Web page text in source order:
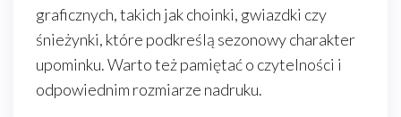
graficznych, takich jak choinki, gwiazdki czy
śnieżynki, które podkreślą sezonowy charakter
upominku. Warto też pamiętać o czytelności i
odpowiednim rozmiarze nadruku.